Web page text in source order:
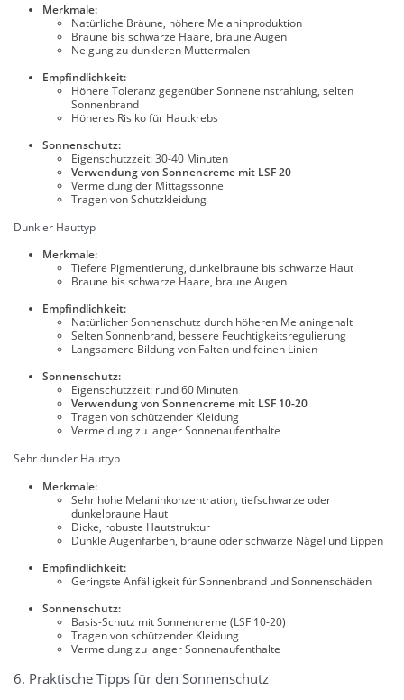
Merkmale:
Natürliche Bräune, höhere Melaninproduktion
Braune bis schwarze Haare, braune Augen
Neigung zu dunkleren Muttermalen
Empfindlichkeit:
Höhere Toleranz gegenüber Sonneneinstrahlung, selten
Sonnenbrand
Höheres Risiko für Hautkrebs
Sonnenschutz:
Eigenschutzzeit: 30-40 Minuten
Verwendung von Sonnencreme mit LSF 20
Vermeidung der Mittagssonne
Tragen von Schutzkleidung
Dunkler Hauttyp
Merkmale:
Tiefere Pigmentierung, dunkelbraune bis schwarze Haut
Braune bis schwarze Haare, braune Augen
Empfindlichkeit:
Natürlicher Sonnenschutz durch höheren Melaningehalt
Selten Sonnenbrand, bessere Feuchtigkeitsregulierung
Langsamere Bildung von Falten und feinen Linien
Sonnenschutz:
Eigenschutzzeit: rund 60 Minuten
Verwendung von Sonnencreme mit LSF 10-20
Tragen von schützender Kleidung
Vermeidung zu langer Sonnenaufenthalte
Sehr dunkler Hauttyp
Merkmale:
Sehr hohe Melaninkonzentration, tiefschwarze oder
dunkelbraune Haut
Dicke, robuste Hautstruktur
Dunkle Augenfarben, braune oder schwarze Nägel und Lippen
Empfindlichkeit:
Geringste Anfälligkeit für Sonnenbrand und Sonnenschäden
Sonnenschutz:
Basis-Schutz mit Sonnencreme (LSF 10-20)
Tragen von schützender Kleidung
Vermeidung zu langer Sonnenaufenthalte
6. Praktische Tipps für den Sonnenschutz